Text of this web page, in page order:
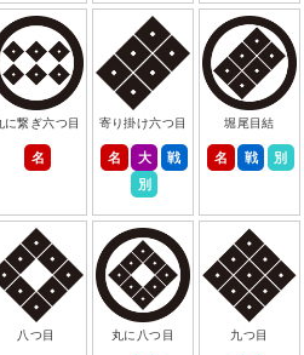
に繋ぎ六つ目
名
寄り掛け六つ目
名 大
戦
別
堀尾目結
名 戦 別
八つ目 丸に八つ目 九つ目